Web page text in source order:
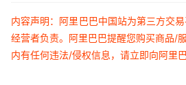
内容声明：阿里巴巴中国站为第三方交
经营者负责。阿里巴巴提醒您购买商品/
内有任何违法/侵权信息，请立即向阿里